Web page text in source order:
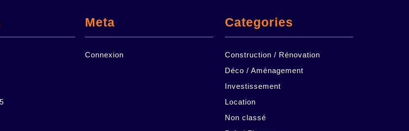
Meta
Connexion
Categories
Construction / Rénovation
Déco / Aménagement
Investissement
Location
Non classé